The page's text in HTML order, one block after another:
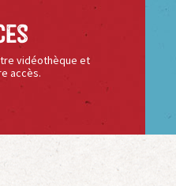
vidéothèque et
accès.